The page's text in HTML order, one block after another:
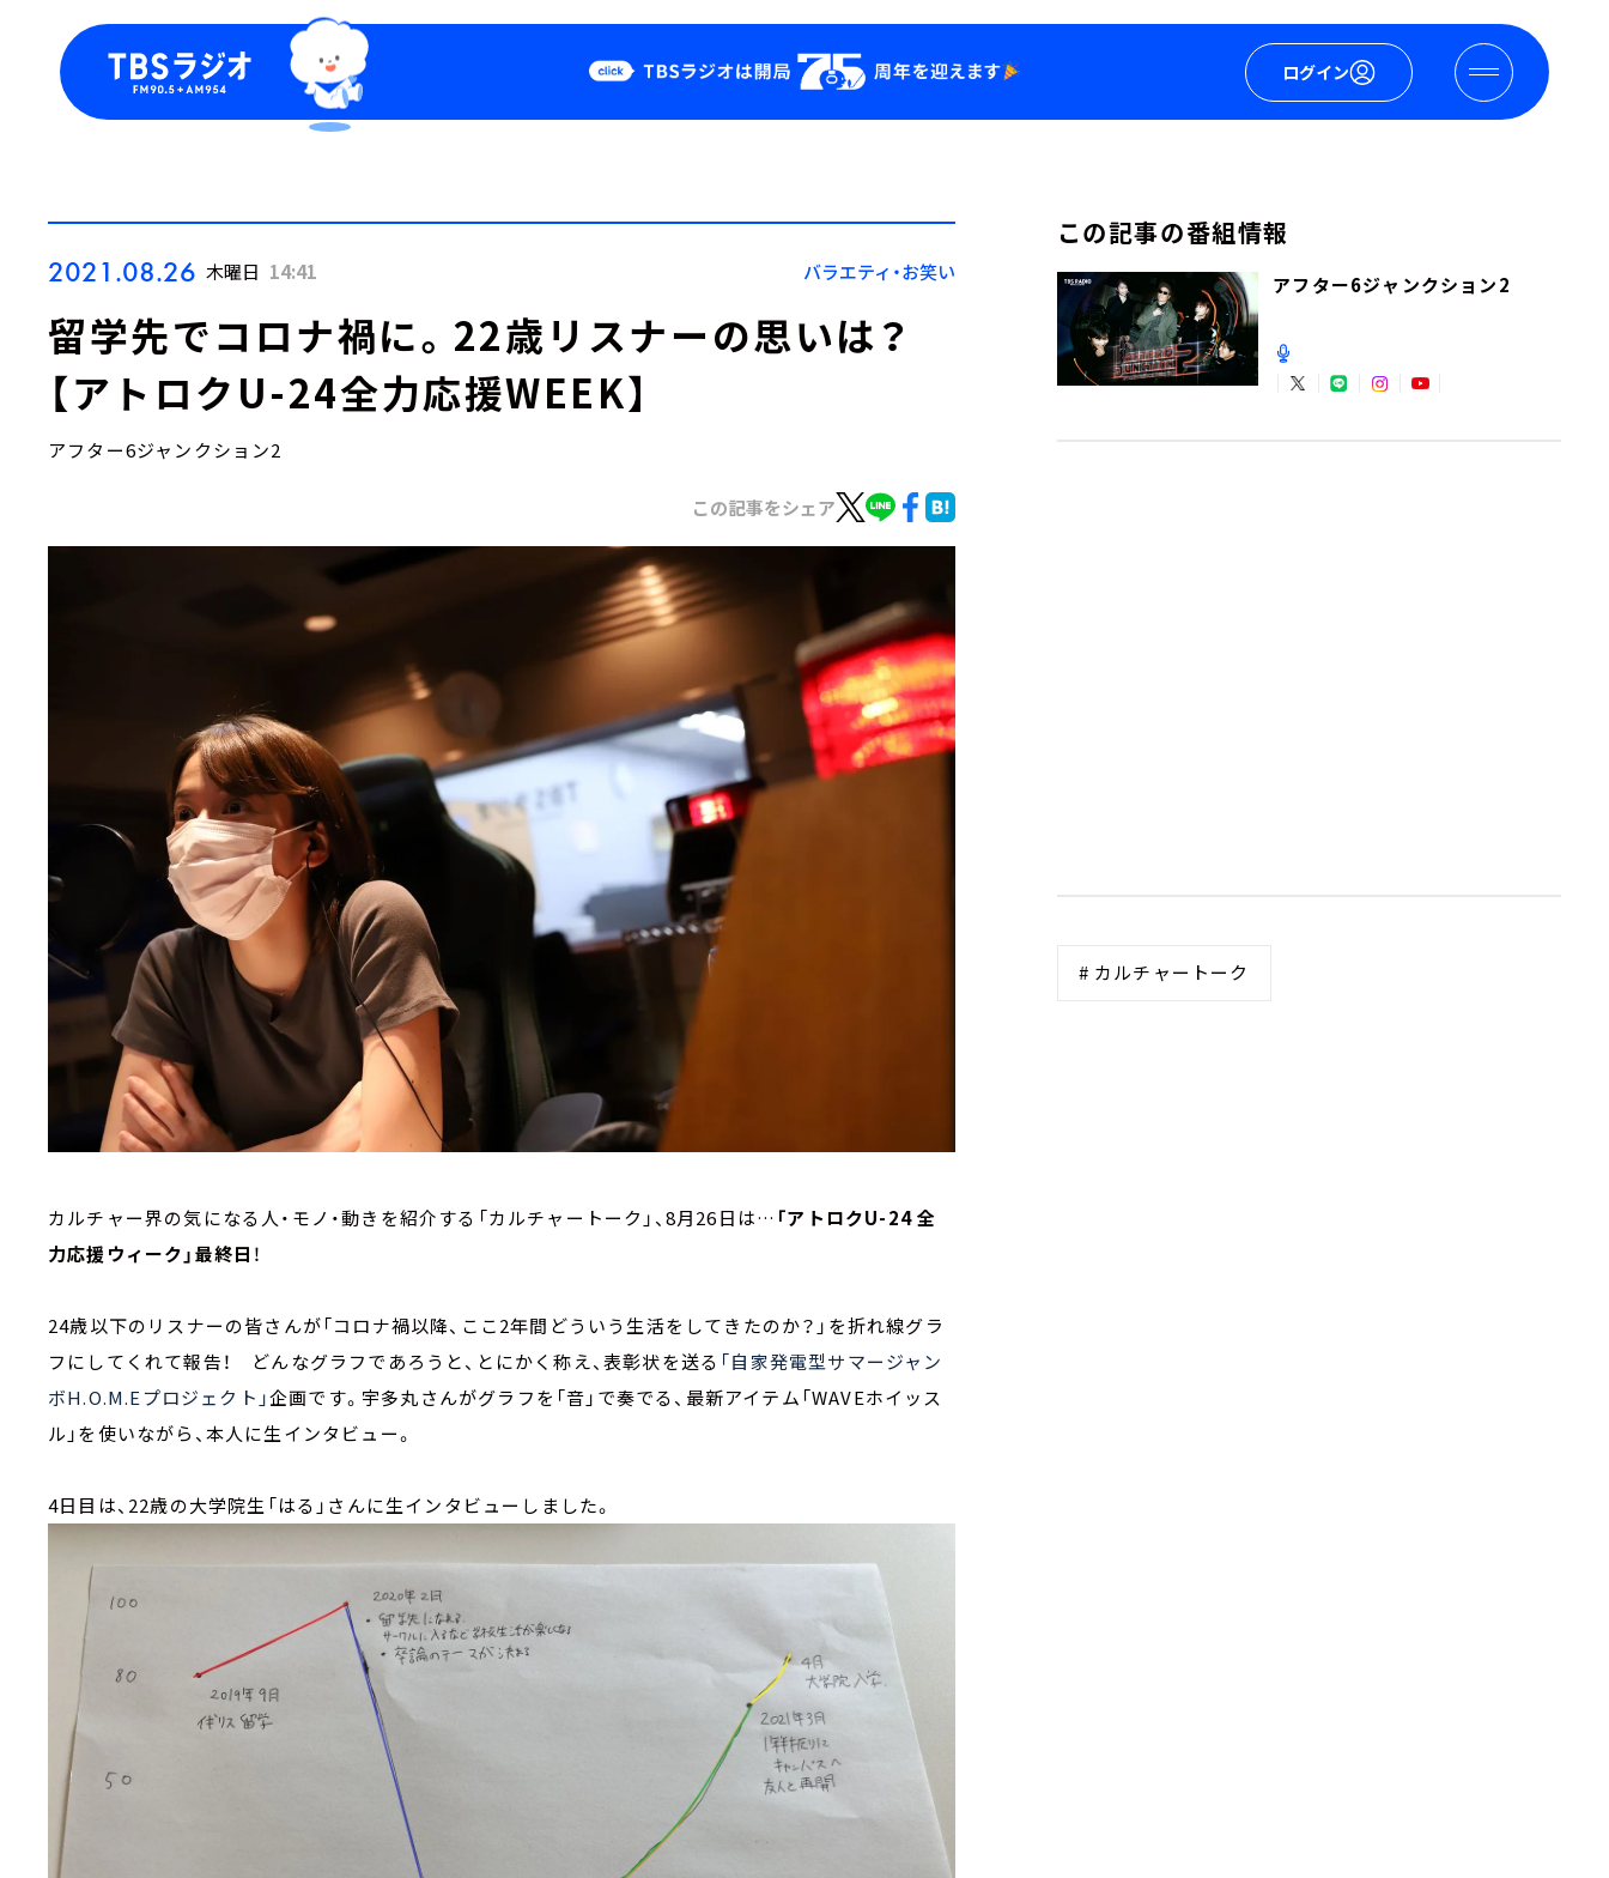
ログイン
Podcast
YouTube
会社情報
2021.08.26 木曜日 14:41 バラエティ・お笑い
留学先でコロナ禍に。22歳リスナーの思いは？
【アトロクU-24全力応援WEEK】
アフター6ジャンクション2
この記事をシェア
カルチャー界の気になる人・モノ・動きを紹介する「カルチャートーク」、8月26日は… 「アトロクU-24 全
力応援ウィーク」最終日 ！
24歳以下のリスナーの皆さんが「コロナ禍以降、ここ2年間どういう生活をしてきたのか？」を折れ線グラ
フにしてくれて報告！ どんなグラフであろうと、とにかく称え、表彰状を送る 「自家発電型サマージャン
ボH.O.M.Eプロジェクト」企画です。宇多丸さんがグラフを「音」で奏でる、最新アイテム「WAVEホイッス
ル」を使いながら、本人に生インタビュー。
4日目は、22歳の大学院生 「はる」さんに生インタビューしました。
この記事の番組情報
アフター6ジャンクション2
# カルチャートーク